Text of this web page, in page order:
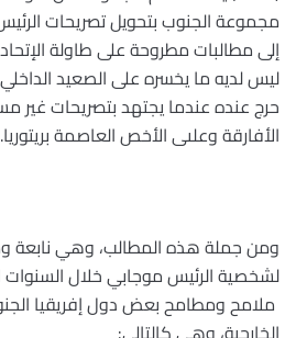
مجموعة الجنوب بتحويل تصريحات
إلى مطالبات مطروحة على طاولة
ليس لديه ما يخسره على الصعيد الداخلي
حرج عنده عندما يجتهد بتصريحات غير
الأفارقة وعلىى الأخص العاصمة بريتوريا.
ومن جملة هذه المطالب، وهي نابعة
لشخصية الرئيس موجابي خلال السنوات
ملامح ومطامح بعض دول إفريقيا